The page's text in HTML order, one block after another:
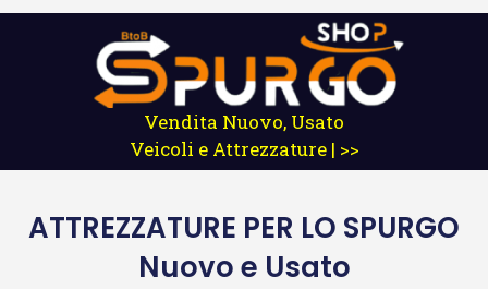
Vendita Nuovo, Usato
Veicoli e Attrezzature | >>
ATTREZZATURE PER LO SPURGO
Nuovo e Usato